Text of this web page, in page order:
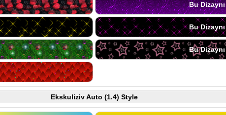
Bu
Bu
Bu
Ekskuliziv Auto (1.4) Style